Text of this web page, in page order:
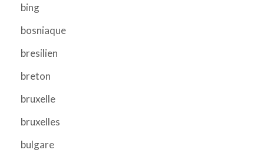
bing
bosniaque
bresilien
breton
bruxelle
bruxelles
bulgare